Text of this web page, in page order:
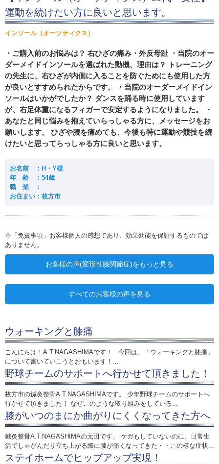
運動を続けたい方に良いと思います。
インソール（オーソティクス）
・ご購入前のお悩みは？ 右ひざの痛み・外反母趾 ・当院のオー
ダーメイドインソールを選ばれた動機、理由は？ トレーニング
の先生に、右ひざが内側に入ることを防ぐためにも使用した方
が良いとすすめられたからです。 ・当院のオーダーメイドイン
ソールはいかがでしたか？ ダンスを踊る時に使用しています
が、右足体重になるフィガーで安定するようになりました。 ・
あなたと同じ悩みを抱えていらっしゃる方に、メッセージをお
願いします。 ひざや腰を痛めても、今後も特に運動や競技を続
けたいと思ってらっしゃる方に良いと思います。
お名前 ：H・Y様
年 齢 ：54歳
職 業 ：
お住まい：枚方市
※「免責事項」お客様個人の感想であり、効果効能を保証するものでは
ありません。
お客様の声(変形性膝関節症)をもっと見る
すべてのお客様の声を見る
ウォーキングと膝痛
こんにちは！A.T.NAGASHIMAです！ 今回は、「ウォーキングと膝痛」
について書いていこうとおもいます！...
野球チームのサポートへ行かせて頂きました！
枚方市の鍼灸整骨A.T.NAGASHIMAです。 少年野球チームのサポートへ
行かせて頂きました！ なぜこのような取り組みをしている...
膝がいつのまにか曲がりにくくなってきた方へ
鍼灸整骨A.T.NAGASHIMAの元田です。 ケガもしていないのに、日常生
活でしゃがんだり立ち上がる際に膝が痛くなってきた・・この様な症状...
ステイホームでヒップアップ実現！